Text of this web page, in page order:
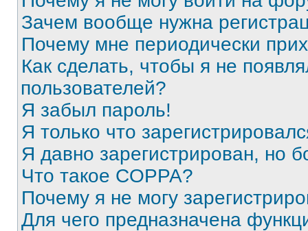
Зачем вообще нужна
Почему мне периодически
Как сделать, чтобы я не
пользователей?
Я забыл пароль!
Я только что
Я давно зарегистрирован, но
Что такое COPPA?
Почему я не могу
Для чего предназначена